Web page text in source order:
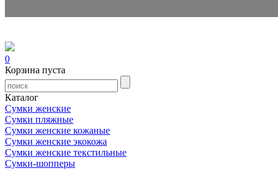
0
Корзина пуста
Каталог
Сумки женские
Сумки пляжные
Сумки женские кожаные
Сумки женские экокожа
Сумки женские текстильные
Сумки-шопперы